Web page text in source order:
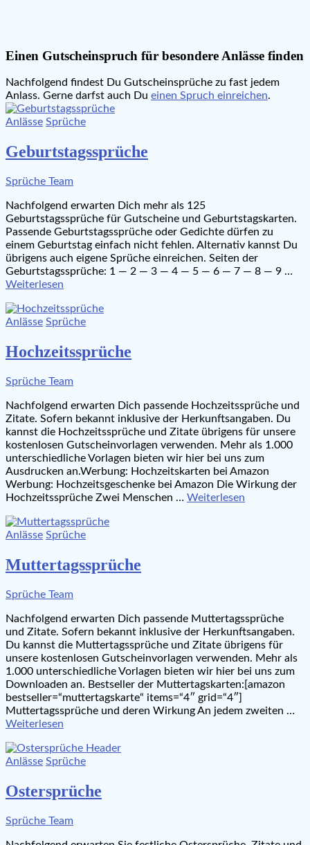
Einen Gutscheinspruch für besondere Anlässe finden
Nachfolgend findest Du Gutscheinsprüche zu fast jedem
Anlass. Gerne darfst auch Du einen Spruch einreichen.
Anlässe Sprüche
Geburtstagssprüche
Sprüche Team
Nachfolgend erwarten Dich mehr als 125
Geburtstagssprüche für Gutscheine und Geburtstagskarten.
Passende Geburtstagssprüche oder Gedichte dürfen zu
einem Geburtstag einfach nicht fehlen. Alternativ kannst Du
übrigens auch eigene Sprüche einreichen. Seiten der
Geburtstagssprüche: 1 — 2 — 3 — 4 — 5 — 6 — 7 — 8 — 9 …
Weiterlesen
Anlässe Sprüche
Hochzeitssprüche
Sprüche Team
Nachfolgend erwarten Dich passende Hochzeitssprüche und
Zitate. Sofern bekannt inklusive der Herkunftsangaben. Du
kannst die Hochzeitssprüche und Zitate übrigens für unsere
kostenlosen Gutscheinvorlagen verwenden. Mehr als 1.000
unterschiedliche Vorlagen bieten wir hier bei uns zum
Ausdrucken an.Werbung: Hochzeitskarten bei Amazon
Werbung: Hochzeitsgeschenke bei Amazon Die Wirkung der
Hochzeitssprüche Zwei Menschen … Weiterlesen
Anlässe Sprüche
Muttertagssprüche
Sprüche Team
Nachfolgend erwarten Dich passende Muttertagssprüche
und Zitate. Sofern bekannt inklusive der Herkunftsangaben.
Du kannst die Muttertagssprüche und Zitate übrigens für
unsere kostenlosen Gutscheinvorlagen verwenden. Mehr als
1.000 unterschiedliche Vorlagen bieten wir hier bei uns zum
Downloaden an. Bestseller der Muttertagskarten:[amazon
bestseller=“muttertagskarte“ items=“4″ grid=“4″]
Muttertagssprüche und deren Wirkung An jedem zweiten …
Weiterlesen
Anlässe Sprüche
Ostersprüche
Sprüche Team